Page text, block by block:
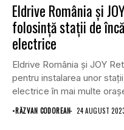
Eldrive România și
folosință stații de
electrice
Eldrive România și JOY
pentru instalarea unor
electrice în mai multe
•RĂZVAN CODOREAN 24 AUGUST